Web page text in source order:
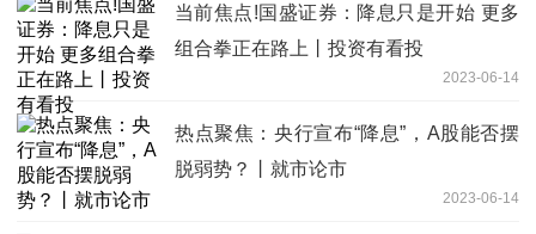
当前焦点!国盛证券：降息只是开始 更多
组合拳正在路上丨投资有看投
2023-06-14
热点聚焦：央行宣布“降息”，A股能否摆
脱弱势？丨就市论市
2023-06-14